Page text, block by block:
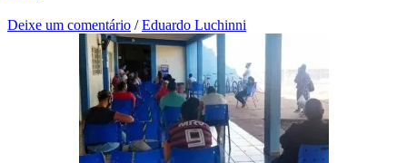
Deixe um comentário /Eduardo Luchinni